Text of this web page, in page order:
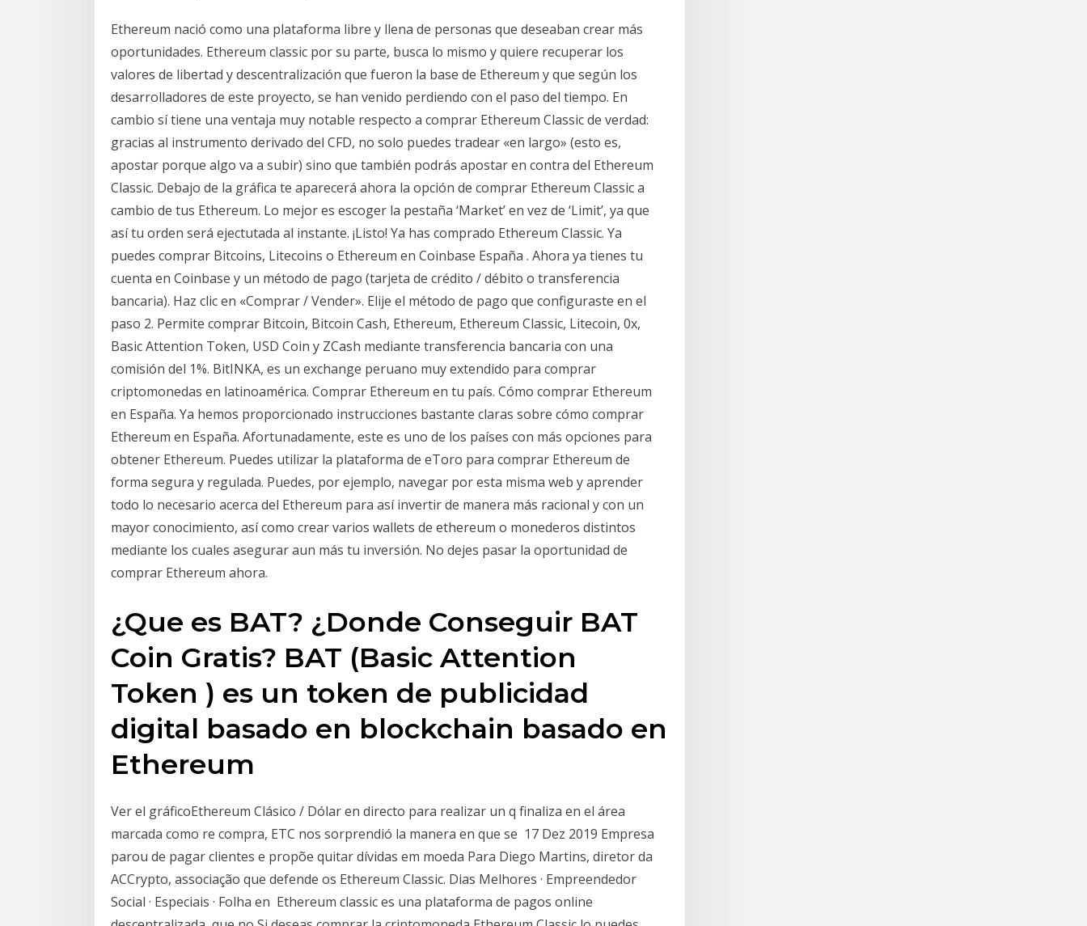
Ethereum nació como una plataforma libre y llena de personas que deseaban crear más
oportunidades. Ethereum classic por su parte, busca lo mismo y quiere recuperar los
valores de libertad y descentralización que fueron la base de Ethereum y que según los
desarrolladores de este proyecto, se han venido perdiendo con el paso del tiempo. En
cambio sí tiene una ventaja muy notable respecto a comprar Ethereum Classic de verdad:
gracias al instrumento derivado del CFD, no solo puedes tradear «en largo» (esto es,
apostar porque algo va a subir) sino que también podrás apostar en contra del Ethereum
Classic. Debajo de la gráfica te aparecerá ahora la opción de comprar Ethereum Classic a
cambio de tus Ethereum. Lo mejor es escoger la pestaña ‘Market’ en vez de ‘Limit’, ya que
así tu orden será ejectutada al instante. ¡Listo! Ya has comprado Ethereum Classic. Ya
puedes comprar Bitcoins, Litecoins o Ethereum en Coinbase España . Ahora ya tienes tu
cuenta en Coinbase y un método de pago (tarjeta de crédito / débito o transferencia
bancaria). Haz clic en «Comprar / Vender». Elije el método de pago que configuraste en el
paso 2. Permite comprar Bitcoin, Bitcoin Cash, Ethereum, Ethereum Classic, Litecoin, 0x,
Basic Attention Token, USD Coin y ZCash mediante transferencia bancaria con una
comisión del 1%. BitINKA, es un exchange peruano muy extendido para comprar
criptomonedas en latinoamérica. Comprar Ethereum en tu país. Cómo comprar Ethereum
en España. Ya hemos proporcionado instrucciones bastante claras sobre cómo comprar
Ethereum en España. Afortunadamente, este es uno de los países con más opciones para
obtener Ethereum. Puedes utilizar la plataforma de eToro para comprar Ethereum de
forma segura y regulada. Puedes, por ejemplo, navegar por esta misma web y aprender
todo lo necesario acerca del Ethereum para así invertir de manera más racional y con un
mayor conocimiento, así como crear varios wallets de ethereum o monederos distintos
mediante los cuales asegurar aun más tu inversión. No dejes pasar la oportunidad de
comprar Ethereum ahora.
¿Que es BAT? ¿Donde Conseguir BAT
Coin Gratis? BAT (Basic Attention
Token ) es un token de publicidad
digital basado en blockchain basado en
Ethereum
Ver el gráficoEthereum Clásico / Dólar en directo para realizar un q finaliza en el área
marcada como re compra, ETC nos sorprendió la manera en que se 17 Dez 2019 Empresa
parou de pagar clientes e propõe quitar dívidas em moeda Para Diego Martins, diretor da
ACCrypto, associação que defende os Ethereum Classic. Dias Melhores · Empreendedor
Social · Especiais · Folha en Ethereum classic es una plataforma de pagos online